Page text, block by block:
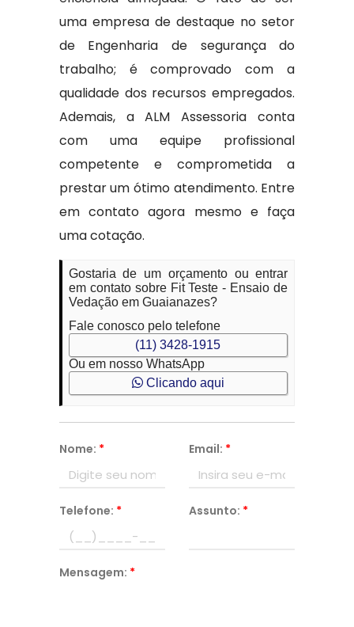
uma empresa de destaque no setor
de Engenharia de segurança do
trabalho; é comprovado com a
qualidade dos recursos empregados.
Ademais, a ALM Assessoria conta
com uma equipe profissional
competente e comprometida a
prestar um ótimo atendimento. Entre
em contato agora mesmo e faça
uma cotação.
Gostaria de um orçamento ou entrar
em contato sobre Fit Teste - Ensaio de
Vedação em Guaianazes?
Fale conosco pelo telefone
(11) 3428-1915
Ou em nosso WhatsApp
Clicando aqui
Nome: * Email: *
Telefone: * Assunto: *
Mensagem: *